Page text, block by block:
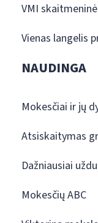
VMI
Vienas langelis
NAUDINGA
Mokesčiai ir jų
Atsiskaitymas
Dažniausiai
Mokesčių ABC